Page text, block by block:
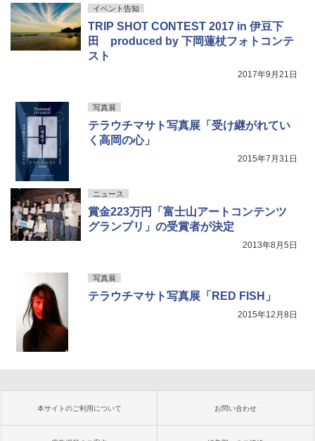
イベント告知
TRIP SHOT CONTEST 2017 in 伊豆下
田 produced by 下岡蓮杖フォトコンテ
スト
2017年9月21日
写真展
テラウチマサト写真展「受け継がれてい
く高岡の心」
2015年7月31日
ニュース
賞金223万円「富士山アートコンテンツ
グランプリ」の受賞者が決定
2013年8月5日
写真展
テラウチマサト写真展「RED FISH」
2015年12月8日
本サイトのご利用について お問い合わせ